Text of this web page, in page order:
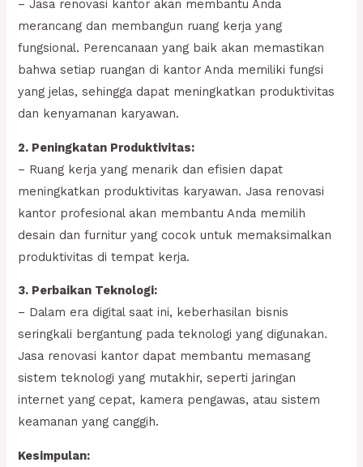
– Jasa renovasi kantor akan membantu Anda
merancang dan membangun ruang kerja yang
fungsional. Perencanaan yang baik akan memastikan
bahwa setiap ruangan di kantor Anda memiliki fungsi
yang jelas, sehingga dapat meningkatkan produktivitas
dan kenyamanan karyawan.
2. Peningkatan Produktivitas:
– Ruang kerja yang menarik dan efisien dapat
meningkatkan produktivitas karyawan. Jasa renovasi
kantor profesional akan membantu Anda memilih
desain dan furnitur yang cocok untuk memaksimalkan
produktivitas di tempat kerja.
3. Perbaikan Teknologi:
– Dalam era digital saat ini, keberhasilan bisnis
seringkali bergantung pada teknologi yang digunakan.
Jasa renovasi kantor dapat membantu memasang
sistem teknologi yang mutakhir, seperti jaringan
internet yang cepat, kamera pengawas, atau sistem
keamanan yang canggih.
Kesimpulan: